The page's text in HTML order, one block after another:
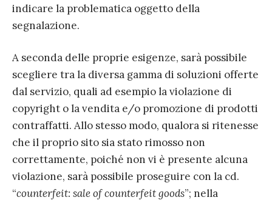
indicare la problematica oggetto della
segnalazione.
A seconda delle proprie esigenze, sarà possibile
scegliere tra la diversa gamma di soluzioni offerte
dal servizio, quali ad esempio la violazione di
copyright o la vendita e/o promozione di prodotti
contraffatti. Allo stesso modo, qualora si ritenesse
che il proprio sito sia stato rimosso non
correttamente, poiché non vi è presente alcuna
violazione, sarà possibile proseguire con la cd.
“counterfeit: sale of counterfeit goods”; nella